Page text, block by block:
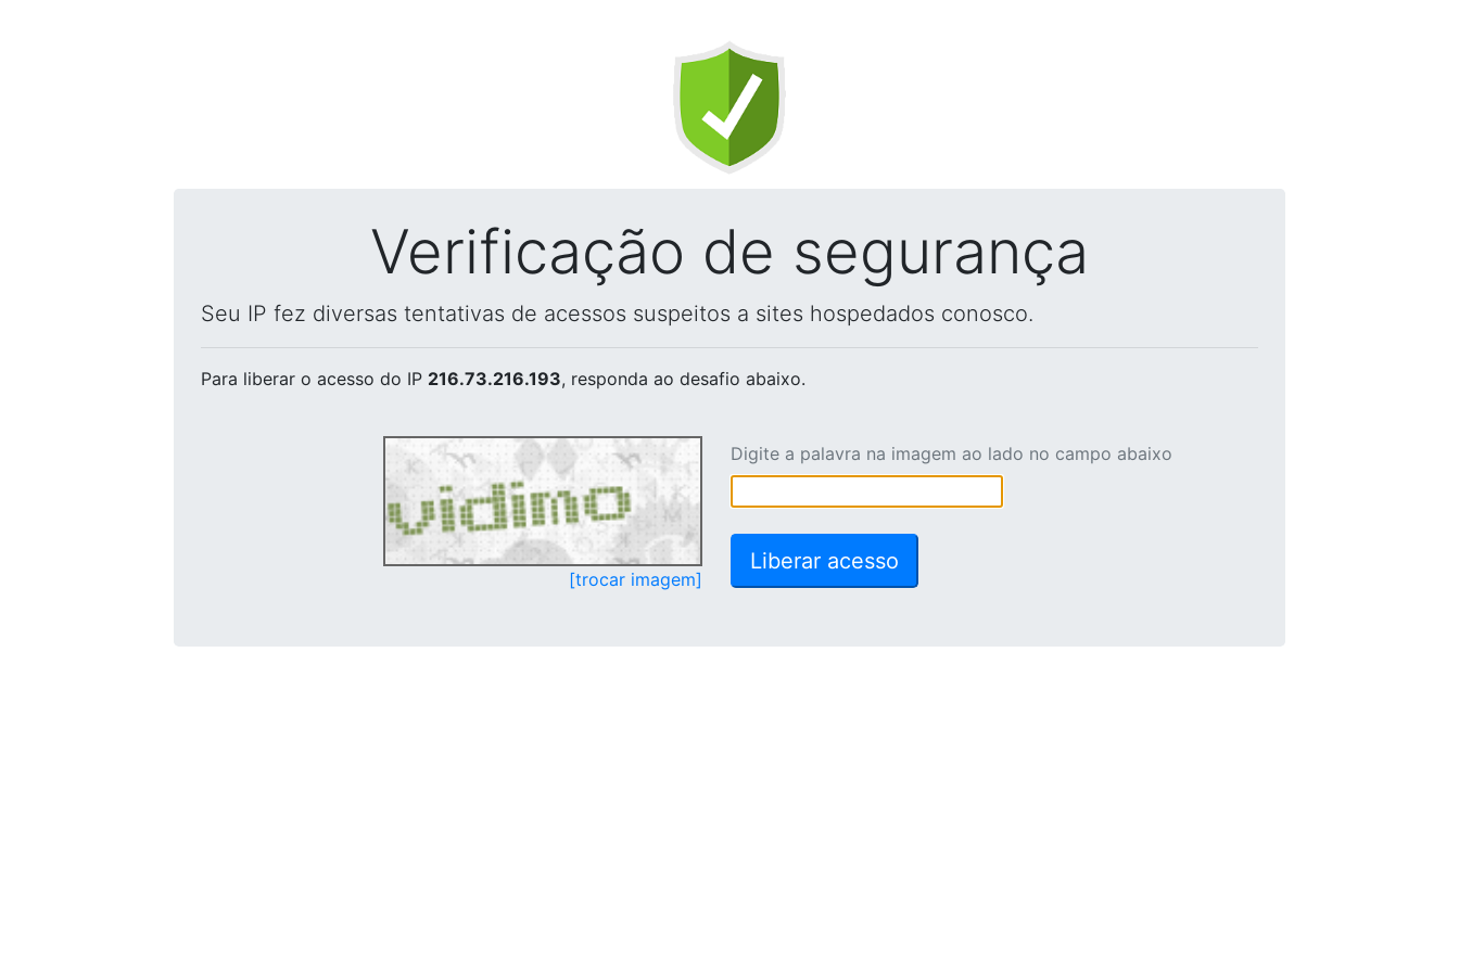
Verificação de segurança
Seu IP fez diversas tentativas de acessos suspeitos a sites hospedados conosco.
Para liberar o acesso do IP 216.73.216.193, responda ao desafio abaixo.
[trocar imagem]
Digite a palavra na imagem ao lado no campo abaixo